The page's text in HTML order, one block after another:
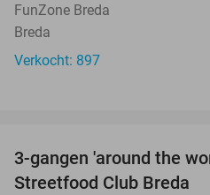
FunZone Breda
Breda
Verkocht: 897
3-gangen 'around the
Streetfood Club Breda